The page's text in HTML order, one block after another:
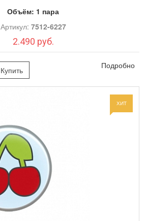
Объём: 1 пара
Артикул: 7512-6227
2.490 руб.
Купить Подробно
ХИТ